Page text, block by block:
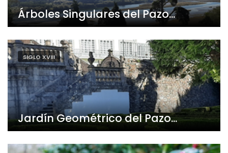
Árboles Singulares del Pazo...
SIGLO XVIII
Jardín Geométrico del Pazo...